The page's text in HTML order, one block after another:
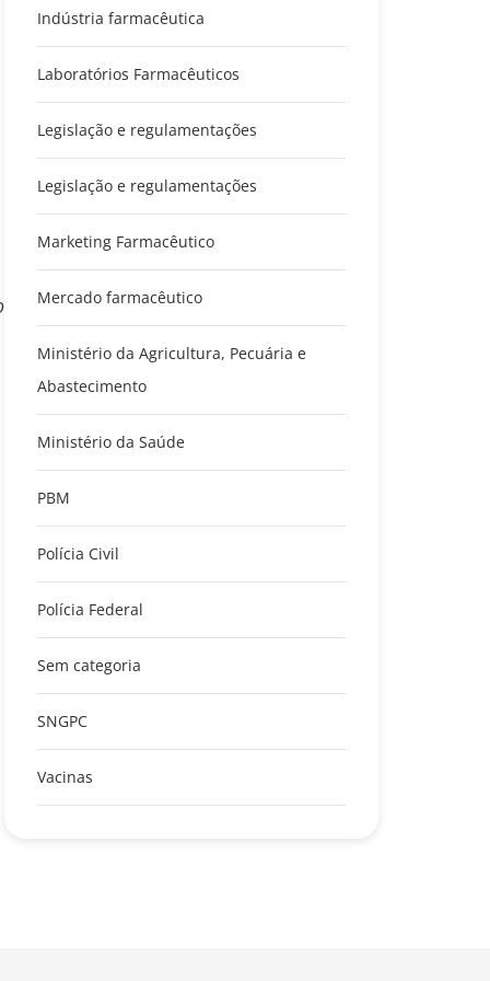
Indústria farmacêutica
Laboratórios Farmacêuticos
Legislação e regulamentações
Legislação e regulamentações
Marketing Farmacêutico
Mercado farmacêutico
Ministério da Agricultura, Pecuária e
Abastecimento
Ministério da Saúde
PBM
Polícia Civil
Polícia Federal
Sem categoria
SNGPC
Vacinas